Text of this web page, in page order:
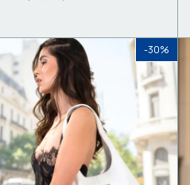
-30%